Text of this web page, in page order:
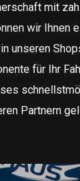
mit
wir Ihnen
in unseren
für Ihr
Partnern